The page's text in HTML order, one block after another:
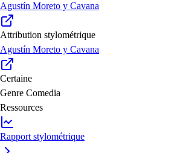
Agustín Moreto y Cavana
Attribution stylométrique
Agustín Moreto y Cavana
Certaine
Genre Comedia
Ressources
Rapport stylométrique